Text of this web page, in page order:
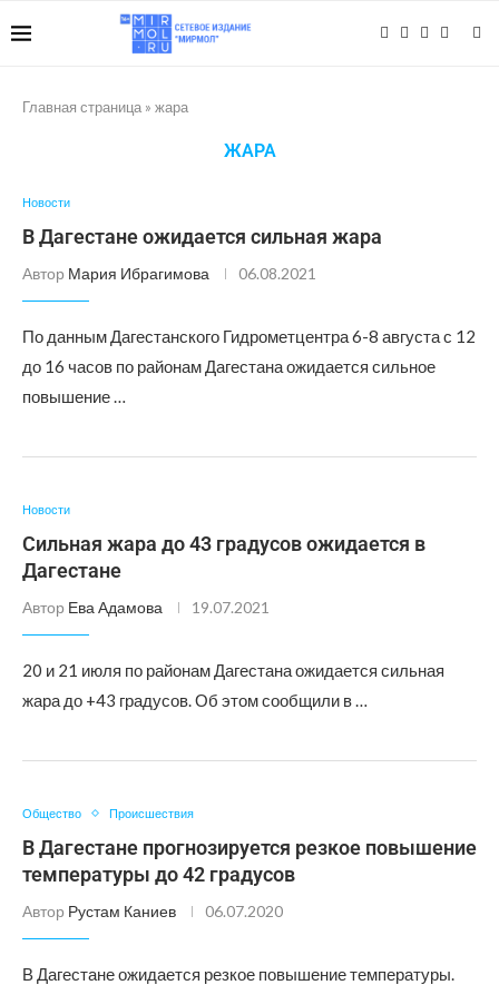
Главная страница » жара
ЖАРА
Новости
В Дагестане ожидается сильная жара
Автор Мария Ибрагимова 06.08.2021
По данным Дагестанского Гидрометцентра 6-8 августа с 12
до 16 часов по районам Дагестана ожидается сильное
повышение …
Новости
Сильная жара до 43 градусов ожидается в
Дагестане
Автор Ева Адамова 19.07.2021
20 и 21 июля по районам Дагестана ожидается сильная
жара до +43 градусов. Об этом сообщили в …
Общество Происшествия
В Дагестане прогнозируется резкое повышение
температуры до 42 градусов
Автор Рустам Каниев 06.07.2020
В Дагестане ожидается резкое повышение температуры.